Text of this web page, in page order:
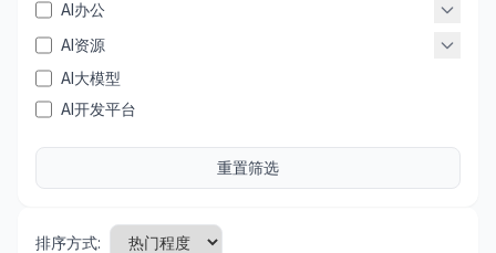
AI办公
AI资源
AI大模型
AI开发平台
重置筛选
排序方式: